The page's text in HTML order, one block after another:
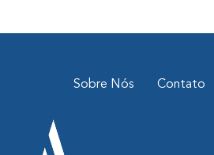
Sobre Nós Contato